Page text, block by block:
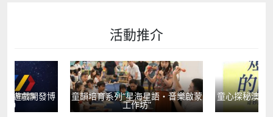
活動推介
語・音樂啟蒙 童心探秘澳門的“中國第一”系列──
現代燈塔
童心探秘澳門